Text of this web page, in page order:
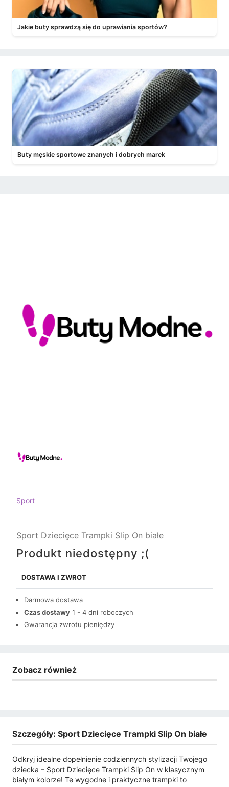
Jakie buty sprawdzą się do uprawiania sportów?
Buty męskie sportowe znanych i dobrych marek
Sport
Sport Dziecięce Trampki Slip On białe
Produkt niedostępny ;(
DOSTAWA I ZWROT
Darmowa dostawa
Czas dostawy 1 - 4 dni roboczych
Gwarancja zwrotu pieniędzy
Zobacz również
Szczegóły: Sport Dziecięce Trampki Slip On białe
Odkryj idealne dopełnienie codziennych stylizacji Twojego
dziecka – Sport Dziecięce Trampki Slip On w klasycznym
białym kolorze! Te wygodne i praktyczne trampki to